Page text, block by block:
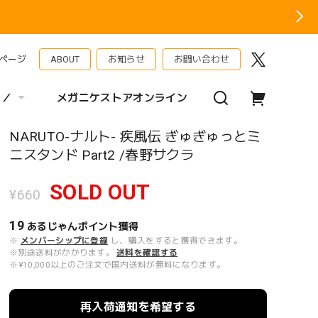
ージ ABOUT お知らせ お問い合わせ
メガニケストアオンライン
NARUTO-ナルト- 疾風伝 ぎゅぎゅっとミ
ニスタンド Part2 /春野サクラ
¥660 SOLD OUT
19 あるじゃんポイント獲得
※ メンバーシップに登録 し、購入をすると獲得できます。
※別途送料がかかります。
送料を確認する
※¥10,000以上のご注文で国内送料が無料になります。
再入荷通知を希望する